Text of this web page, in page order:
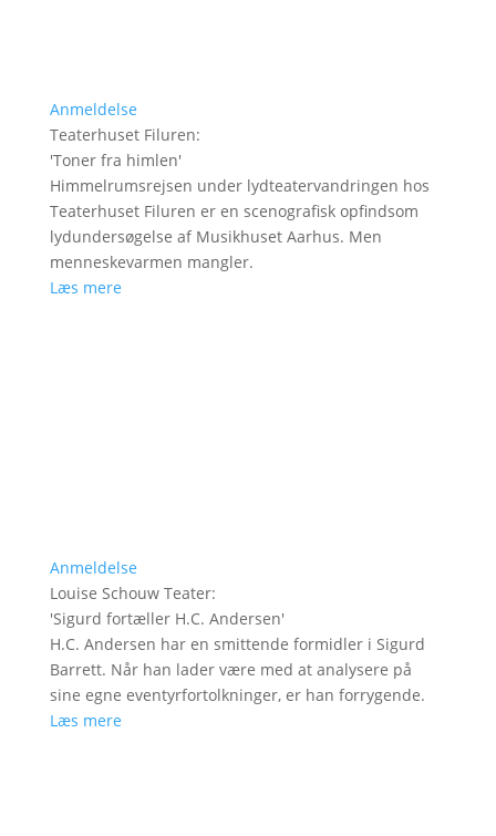
Anmeldelse
Teaterhuset Filuren:
'Toner fra himlen'
Himmelrumsrejsen under lydteatervandringen hos
Teaterhuset Filuren er en scenografisk opfindsom
lydundersøgelse af Musikhuset Aarhus. Men
menneskevarmen mangler.
Læs mere
Anmeldelse
Louise Schouw Teater:
'Sigurd fortæller H.C. Andersen'
H.C. Andersen har en smittende formidler i Sigurd
Barrett. Når han lader være med at analysere på
sine egne eventyrfortolkninger, er han forrygende.
Læs mere